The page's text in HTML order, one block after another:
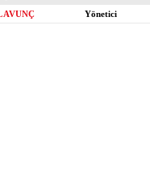
AVUNÇ
Yönetici